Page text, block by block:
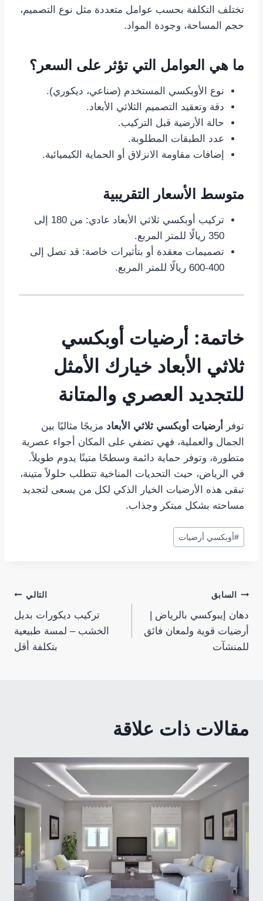
تختلف التكلفة بحسب عوامل متعددة مثل نوع التصميم،
حجم المساحة، وجودة المواد.
ما هي العوامل التي تؤثر على السعر؟
نوع الأوبكسي المستخدم (صناعي، ديكوري).
دقة وتعقيد التصميم الثلاثي الأبعاد.
حالة الأرضية قبل التركيب.
عدد الطبقات المطلوبة.
إضافات مقاومة الانزلاق أو الحماية الكيميائية.
متوسط الأسعار التقريبية
تركيب أوبكسي ثلاثي الأبعاد عادي: من 180 إلى
350 ريالًا للمتر المربع.
تصميمات معقدة أو بتأثيرات خاصة: قد تصل إلى
400-600 ريالًا للمتر المربع.
خاتمة: أرضيات أوبكسي
ثلاثي الأبعاد خيارك الأمثل
للتجديد العصري والمتانة
توفر أرضيات أوبكسي ثلاثي الأبعاد مزيجًا مثاليًا بين
الجمال والعملية، فهي تضفي على المكان أجواء عصرية
متطورة، وتوفر حماية دائمة وسطحًا متينًا يدوم طويلاً.
في الرياض، حيث التحديات المناخية تتطلب حلولاً متينة،
تبقى هذه الأرضيات الخيار الذكي لكل من يسعى لتجديد
مساحته بشكل مبتكر وجذاب.
وسوم
المقال:
# أوبكسي أرضيات
تصفّح
المقالات
السابق
دهان إيبوكسي بالرياض |
أرضيات قوية ولمعان فائق
للمنشآت
التالي
تركيب ديكورات بديل
الخشب – لمسة طبيعية
بتكلفة أقل
مقالات ذات علاقة